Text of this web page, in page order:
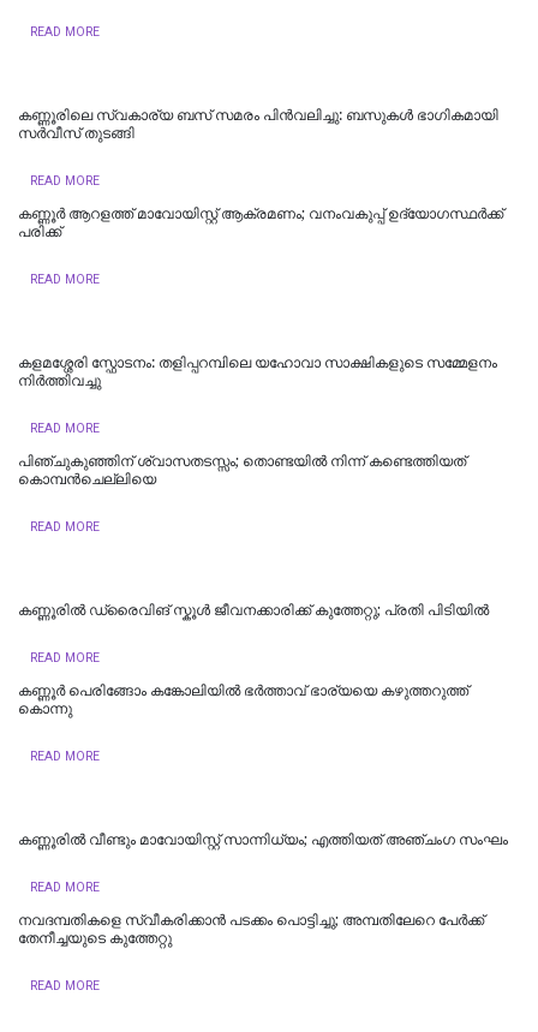
READ MORE
കണ്ണൂരിലെ സ്വകാര്യ ബസ് സമരം പിൻവലിച്ചു: ബസുകൾ ഭാഗികമായി
സർവീസ് തുടങ്ങി
READ MORE
കണ്ണൂർ ആറളത്ത് മാവോയിസ്റ്റ് ആക്രമണം; വനംവകുപ്പ് ഉദ്യോഗസ്ഥർക്ക്
പരിക്ക്
READ MORE
കളമശ്ശേരി സ്ഫോടനം: തളിപ്പറമ്പിലെ യഹോവാ സാക്ഷികളുടെ സമ്മേളനം
നിർത്തിവച്ചു
READ MORE
പിഞ്ചുകുഞ്ഞിന് ശ്വാസതടസ്സം; തൊണ്ടയിൽ നിന്ന് കണ്ടെത്തിയത്
കൊമ്പൻചെല്ലിയെ
READ MORE
കണ്ണൂരിൽ ഡ്രൈവിങ് സ്കൂൾ ജീവനക്കാരിക്ക് കുത്തേറ്റു; പ്രതി പിടിയില്‍
READ MORE
കണ്ണൂർ പെരിങ്ങോം കങ്കോലിയിൽ ഭർത്താവ് ഭാര്യയെ കഴുത്തറുത്ത്
കൊന്നു
READ MORE
കണ്ണൂരിൽ വീണ്ടും മാവോയിസ്റ്റ് സാന്നിധ്യം; എത്തിയത് അഞ്ചംഗ സംഘം
READ MORE
നവദമ്പതികളെ സ്വീകരിക്കാന്‍ പടക്കം പൊട്ടിച്ചു; അമ്പതിലേറെ പേര്‍ക്ക്
തേനീച്ചയുടെ കുത്തേറ്റു
READ MORE